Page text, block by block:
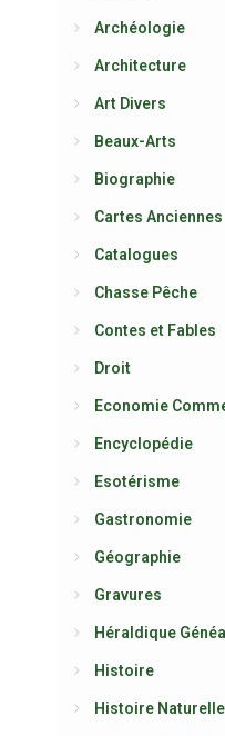
Archéologie
Architecture
Art Divers
Beaux-Arts
Biographie
Cartes Anciennes
Catalogues
Chasse Pêche
Contes et Fables
Droit
Economie
Encyclopédie
Esotérisme
Gastronomie
Géographie
Gravures
Héraldique
Histoire
Histoire Naturelle